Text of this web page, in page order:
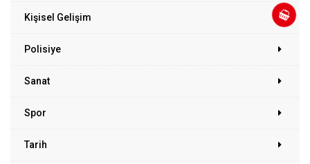
Kişisel Gelişim
Polisiye
Sanat
Spor
Tarih